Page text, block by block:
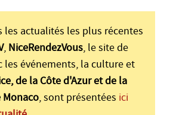
les actualités les plus récentes
, NiceRendezVous, le site de
les événements, la culture et
de la Côte d'Azur et de la
Monaco, sont présentées ici